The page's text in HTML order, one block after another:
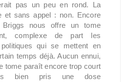
pas un peu en rond. La
et sans appel : non. Encore
nous offre un tome
complexe de part les
qui se mettent en
temps déjà. Aucun ennui,
tome paraît encore trop court
bien pris une dose